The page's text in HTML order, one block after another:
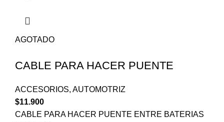
AGOTADO
CABLE PARA HACER PUENTE
ACCESORIOS, AUTOMOTRIZ
$11.900
CABLE PARA HACER PUENTE ENTRE BATERIAS